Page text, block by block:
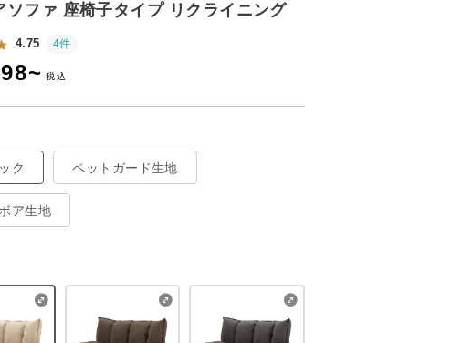
ソファ 座椅子タイプ リクライニング
4.75 4件
~
ク ペットガード生地
ア生地